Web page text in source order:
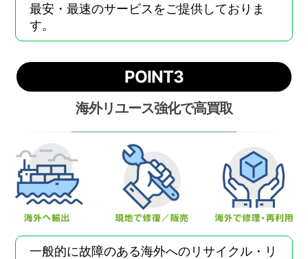
最安・最速のサービスをご提供しておりま
す。
POINT3
海外リユース強化で高買取
一般的に故障のある海外へのリサイクル・リ